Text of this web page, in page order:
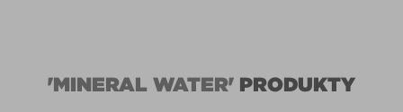
'MINERAL WATER' PRODUKTY